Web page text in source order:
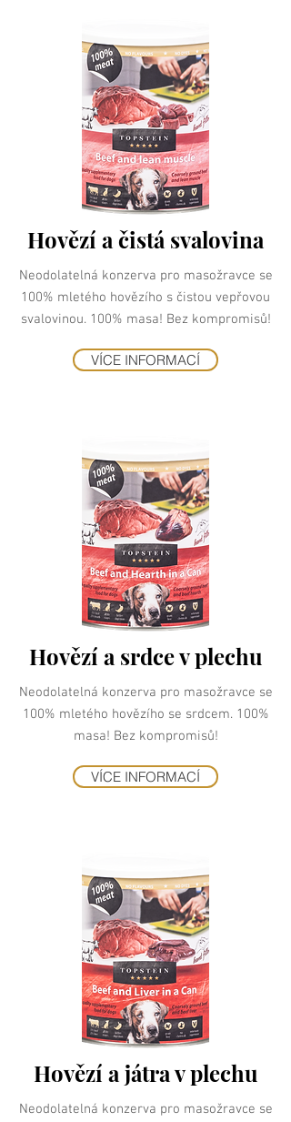
Hovězí a čistá svalovina
Neodolatelná konzerva pro masožravce se
100% mletého hovězího s čistou vepřovou
svalovinou. 100% masa! Bez kompromisů!
VÍCE INFORMACÍ
Hovězí a srdce v plechu
Neodolatelná konzerva pro masožravce se
100% mletého hovězího se srdcem. 100%
masa! Bez kompromisů!
VÍCE INFORMACÍ
Hovězí a játra v plechu
Neodolatelná konzerva pro masožravce se